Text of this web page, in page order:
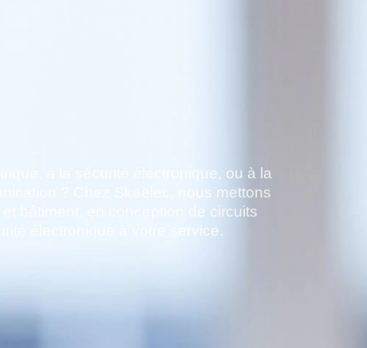
à la sécurité électronique, ou à la
? Chez Skaelec, nous mettons
bâtiment, en conception de circuits
électronique à votre service.